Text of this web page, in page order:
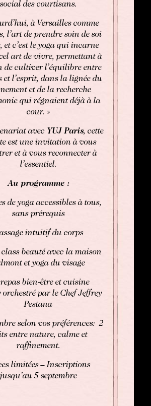
Tel: +33 2 42 06 02 00
Fax: +33 1 40 29 07 00
social des courtisans.
à Versailles comme
l’art de prendre soin de soi
et c’est le yoga qui incarne
art de vivre, permettant à
de cultiver l’équilibre entre
et l’esprit, dans la lignée du
et de la recherche
qui régnaient déjà à la
cour. »
avec YUJ Paris, cette
est une invitation à vous
et à vous reconnecter à
l’essentiel.
Au programme :
de yoga accessibles à tous,
sans prérequis
intuitif du corps
beauté avec la maison
et yoga du visage
repas bien-être et cuisine
orchestré par le Chef Jeffrey
Pestana
selon vos préférences: 2
entre nature, calme et
raffinement.
limitées – Inscriptions
jusqu’au 5 septembre